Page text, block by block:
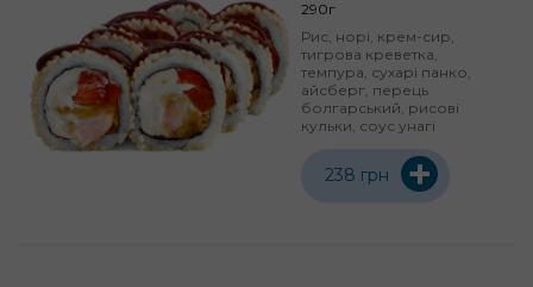
290г
Рис, норі, крем-сир,
тигрова креветка,
темпура, сухарі панко,
айсберг, перець
болгарський, рисові
кульки, соус унагі
238 грн +